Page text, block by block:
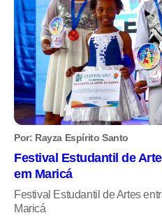
Por: Rayza Espírito Santo
Festival Estudantil de
em Maricá
Festival Estudantil de Artes
Maricá